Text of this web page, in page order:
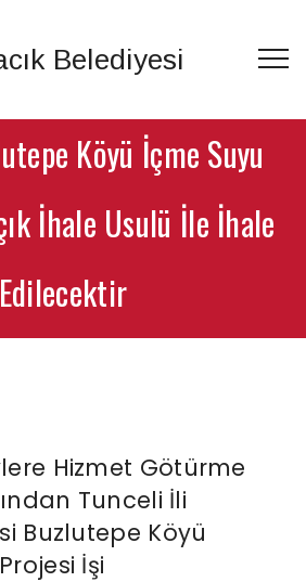
Köyü İçme Suyu
İhale Usulü İle İhale
Edilecektir
Hizmet Götürme
Tunceli İli
Buzlutepe Köyü
İşi